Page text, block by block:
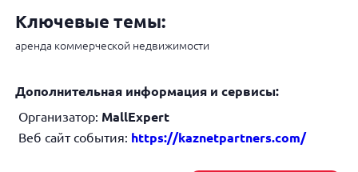
Ключевые темы:
аренда коммерческой недвижимости
Дополнительная информация и сервисы:
Организатор: MallExpert
Веб сайт события: https://kaznetpartners.com/